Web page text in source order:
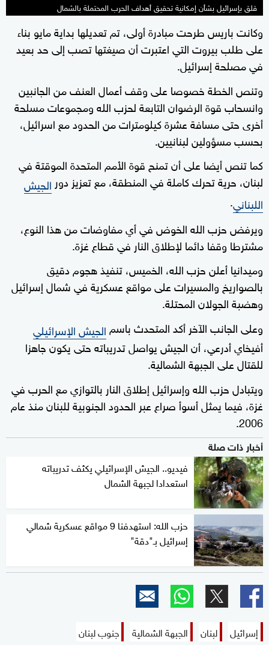
قلق بإسرائيل بشأن إمكانية تحقيق أهداف الحرب المحتملة بالشمال
وكانت باريس طرحت مبادرة أولى، تم تعديلها بداية مايو بناء
على طلب بيروت التي اعتبرت أن صيغتها تصب إلى حد بعيد
في مصلحة إسرائيل.
وتنص الخطة خصوصا على وقف أعمال العنف من الجانبين
وانسحاب قوة الرضوان التابعة لحزب الله ومجموعات مسلحة
أخرى حتى مسافة عشرة كيلومترات من الحدود مع اسرائيل،
بحسب مسؤولين لبنانيين.
كما تنص أيضا على أن تمنح قوة الأمم المتحدة الموقتة في
لبنان، حرية تحرك كاملة في المنطقة، مع تعزيز دور الجيش
اللبناني.
ويرفض حزب الله الخوض في أي مفاوضات من هذا النوع،
مشترطا وقفا دائما لإطلاق النار في قطاع غزة.
وميدانيا أعلن حزب الله، الخميس، تنفيذ هجوم دقيق
بالصواريخ والمسيرات على مواقع عسكرية في شمال إسرائيل
وهضبة الجولان المحتلة.
وعلى الجانب الآخر أكد المتحدث باسم الجيش الإسرائيلي
أفيخاي أدرعي، أن الجيش يواصل تدريباته حتى يكون جاهزا
للقتال على الجبهة الشمالية.
ويتبادل حزب الله وإسرائيل إطلاق النار بالتوازي مع الحرب في
غزة، فيما يمثل أسوأ صراع عبر الحدود الجنوبية للبنان منذ عام
2006.
أخبار ذات صلة
فيديو.. الجيش الإسرائيلي يكثف تدريباته
استعدادا لجبهة الشمال
حزب الله: استهدفنا 9 مواقع عسكرية شمالي
إسرائيل بـ"دقة"
إسرائيل لبنان الجبهة الشمالية
جنوب لبنان